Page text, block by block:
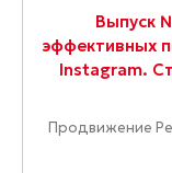
Выпуск
эффективных
Instagram.
Продвижение